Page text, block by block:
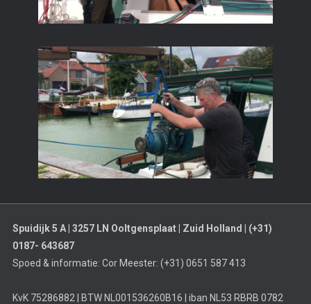
Spuidijk 5 A | 3257 LN Ooltgensplaat | Zuid Holland | (+31)
0187- 643687
Spoed & informatie: Cor Meester: (+31) 0651 587 413
KvK 75286882 | BTW NL001536260B16 | iban NL53 RBRB 0782